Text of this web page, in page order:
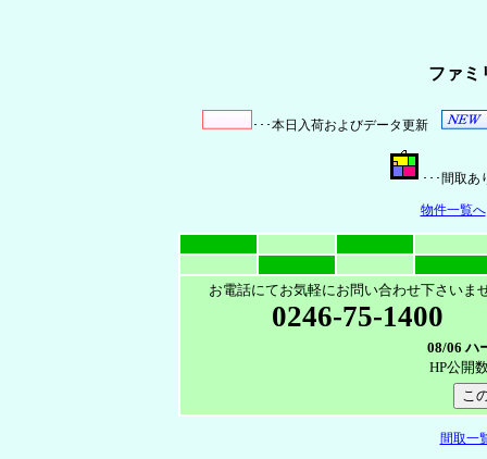
ファミ
･･･本日入荷およびデータ更新
･･･間
物件一覧へ
お電話にてお気軽にお問い合わせ下さいま
0246-75-1400
08/06 ハ
HP公開
間取一